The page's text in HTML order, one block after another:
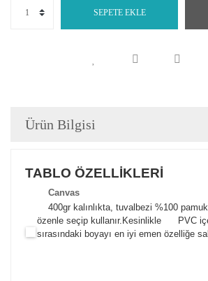
SEPETE EKLE
Ürün Bilgisi
TABLO ÖZELLİKLERİ
Canvas
400gr kalınlıkta, tuvalbezi %100
özenle seçip kullanır. Kesinlikle PVC
sırasındaki boyayı en iyi emen özelliğe